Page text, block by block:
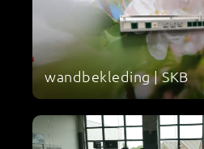
wandbekleding | SKB